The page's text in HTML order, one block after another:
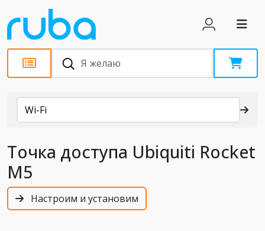
Каталог
Wi-Fi
Точка доступа Ubiquiti Rocket
M5
Настроим и установим